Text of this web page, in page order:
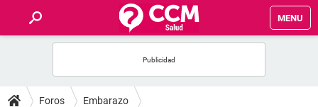
MENU
FOROS
Foros Embarazo